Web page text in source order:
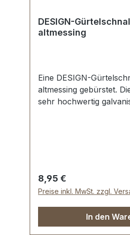
DESIGN-
altmessing
Eine DESIGN-
altmessing gebürstet.
sehr hochwertig
Regulärer Preis:
8,95 €
Preise inkl. MwSt. zzgl.
In den